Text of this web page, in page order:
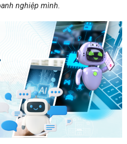
nghiệp mình.